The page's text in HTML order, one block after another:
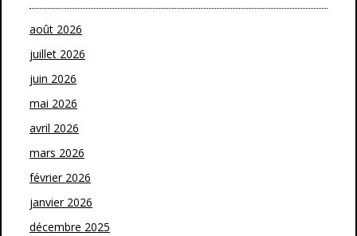
août 2026
juillet 2026
juin 2026
mai 2026
avril 2026
mars 2026
février 2026
janvier 2026
décembre 2025